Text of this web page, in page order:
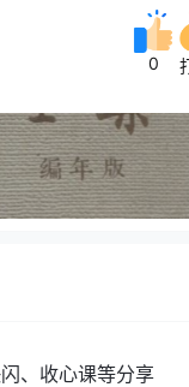
0
、收心课等分享